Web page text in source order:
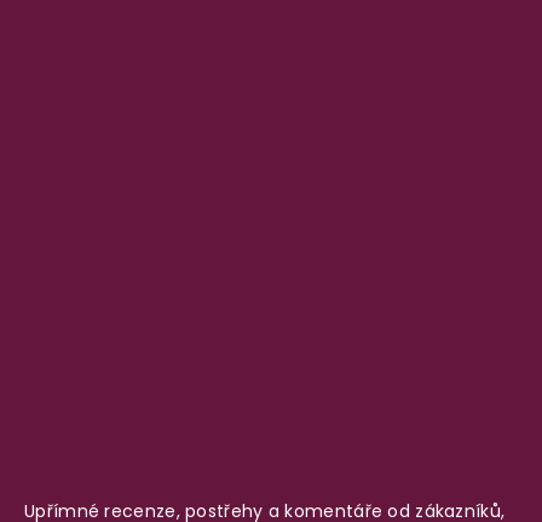
Upřímné recenze, postřehy a komentáře od zákazníků,